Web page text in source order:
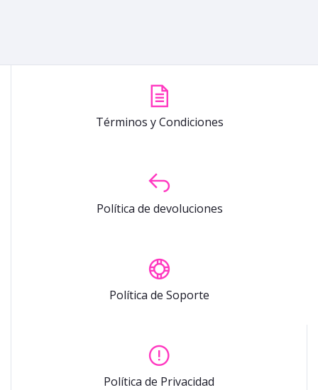
Términos y Condiciones
Política de devoluciones
Política de Soporte
Política de Privacidad